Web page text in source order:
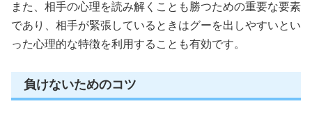
また、相手の心理を読み解くことも勝つための重要な要素
であり、相手が緊張しているときはグーを出しやすいとい
った心理的な特徴を利用することも有効です。
負けないためのコツ